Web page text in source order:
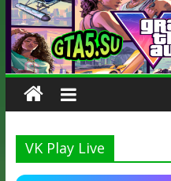
VK Play Live